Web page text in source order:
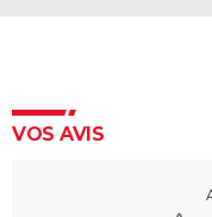
VOS AVIS